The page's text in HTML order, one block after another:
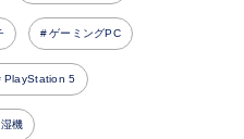
ゲーミングPC
PlayStation 5
機